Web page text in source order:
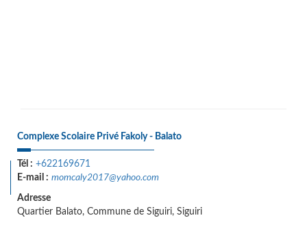
Complexe Scolaire Privé Fakoly - Balato
Tél : +622169671
E-mail : momcaly2017@yahoo.com
Adresse
Quartier Balato, Commune de Siguiri, Siguiri